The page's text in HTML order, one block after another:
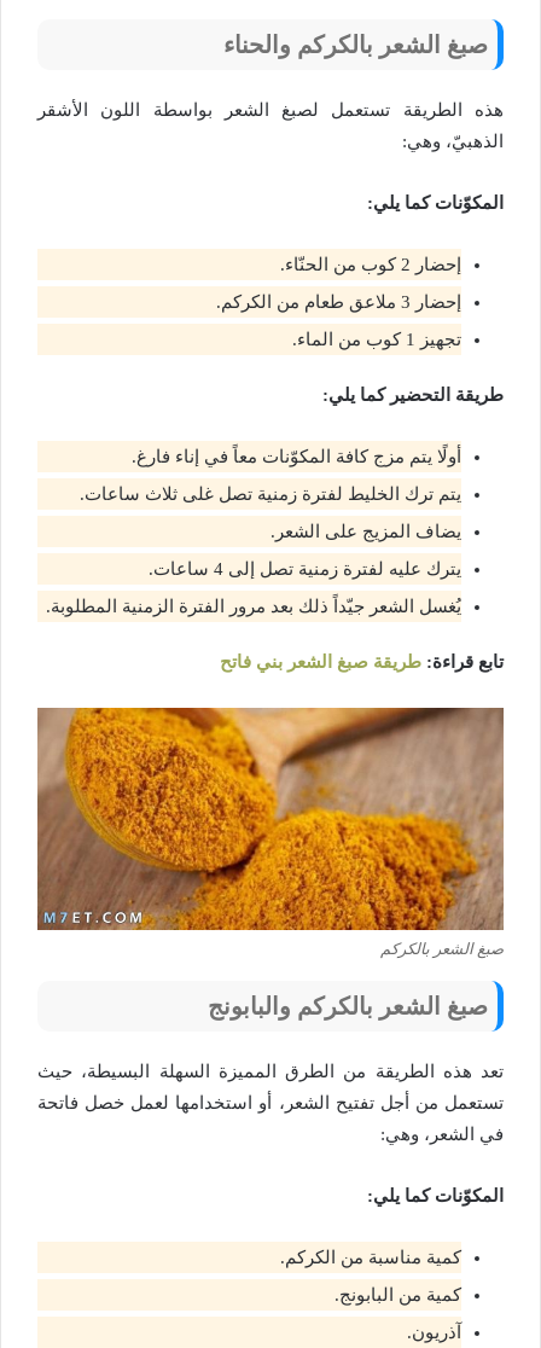
صبغ الشعر بالكركم والحناء
هذه الطريقة تستعمل لصبغ الشعر بواسطة اللون الأشقر
الذهبيّ، وهي:
المكوّنات كما يلي:
إحضار 2 كوب من الحنّاء.
إحضار 3 ملاعق طعام من الكركم.
تجهيز 1 كوب من الماء.
طريقة التحضير كما يلي:
أولًا يتم مزج كافة المكوّنات معاً في إناء فارغ.
يتم ترك الخليط لفترة زمنية تصل غلى ثلاث ساعات.
يضاف المزيج على الشعر.
يترك عليه لفترة زمنية تصل إلى 4 ساعات.
يُغسل الشعر جيّداً ذلك بعد مرور الفترة الزمنية المطلوبة.
تابع قراءة: طريقة صبغ الشعر بني فاتح
صبغ الشعر بالكركم
صبغ الشعر بالكركم والبابونج
تعد هذه الطريقة من الطرق المميزة السهلة البسيطة، حيث
تستعمل من أجل تفتيح الشعر، أو استخدامها لعمل خصل فاتحة
في الشعر، وهي:
المكوّنات كما يلي:
كمية مناسبة من الكركم.
كمية من البابونج.
آذريون.